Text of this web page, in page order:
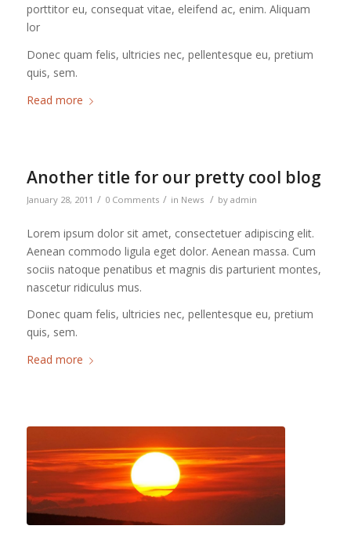
porttitor eu, consequat vitae, eleifend ac, enim. Aliquam
lor
Donec quam felis, ultricies nec, pellentesque eu, pretium
quis, sem.
Read more
Another title for our pretty cool blog
January 28, 2011 / 0 Comments / in News / by admin
Lorem ipsum dolor sit amet, consectetuer adipiscing elit.
Aenean commodo ligula eget dolor. Aenean massa. Cum
sociis natoque penatibus et magnis dis parturient montes,
nascetur ridiculus mus.
Donec quam felis, ultricies nec, pellentesque eu, pretium
quis, sem.
Read more